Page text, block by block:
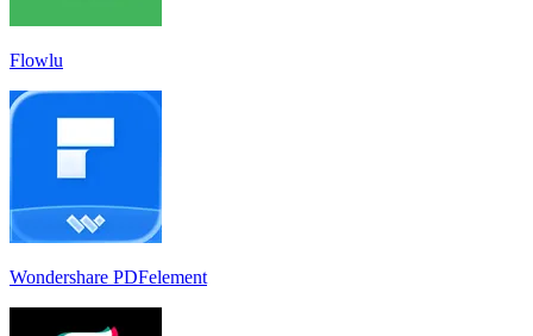
Flowlu
Wondershare PDFelement